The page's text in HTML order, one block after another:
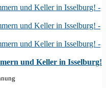
und Keller in Isselburg!